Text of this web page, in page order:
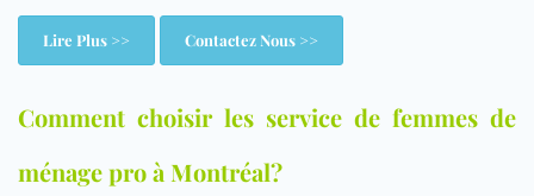
Lire Plus >> Contactez Nous >>
Comment choisir les service de femmes de
ménage pro à Montréal?